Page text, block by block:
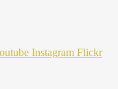
Instagram Flickr